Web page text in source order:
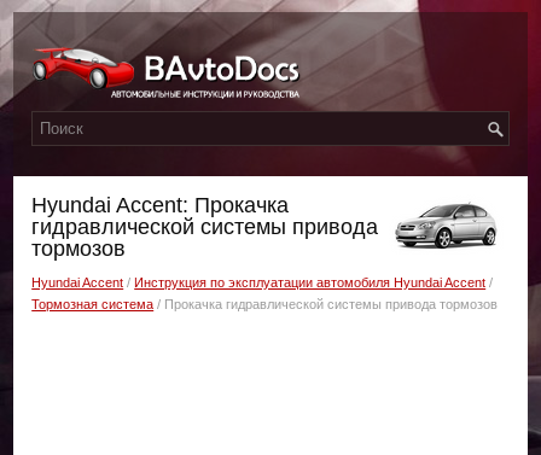
Hyundai Accent: Прокачка
гидравлической системы привода
тормозов
Hyundai Accent /Инструкция по эксплуатации автомобиля Hyundai Accent /
Тормозная система / Прокачка гидравлической системы привода тормозов